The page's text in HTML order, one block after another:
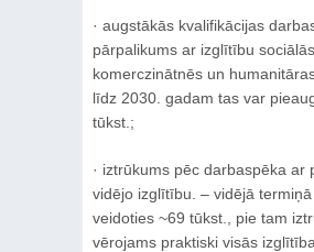
· augstākās kvalifikācijas
pārpalikums ar izglītību sociālās,
komerczinātnēs un
līdz 2030. gadam tas var
tūkst.;
· iztrūkums pēc darbaspēka ar
vidējo izglītību. – vidējā
veidoties ~69 tūkst., pie tam
vērojams praktiski visās